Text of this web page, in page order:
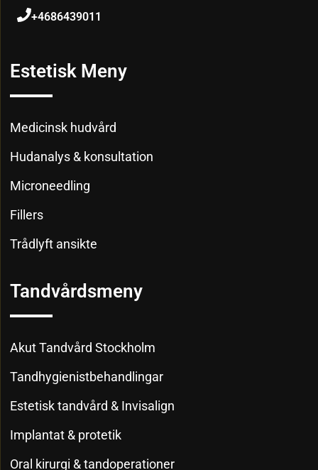
+4686439011
Tandvårdsmeny
Akut Tandvård Stockholm
Tandhygienistbehandlingar
Estetisk tandvård & Invisalign
Implantat & protetik
Oral kirurgi & tandoperationer
Estetisk Meny
Medicinsk hudvård
Hudanalys & konsultation
Microneedling
Fillers
Trådlyft ansikte